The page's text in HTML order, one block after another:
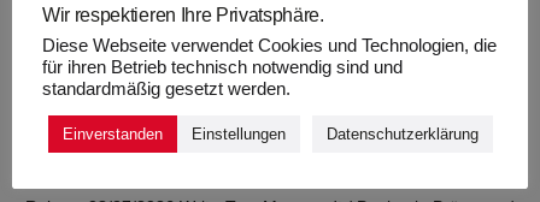
„HALT’S MAUL UND TANZ“ – RAMI
HATTAB*
Wir respektieren Ihre Privatsphäre.
Diese Webseite verwendet Cookies und Technologien, die
für ihren Betrieb technisch notwendig sind und
standardmäßig gesetzt werden.
Einverstanden Einstellungen Datenschutzerklärung